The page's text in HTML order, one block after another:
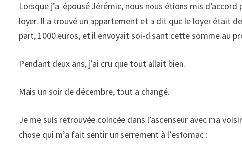
Lorsque j’ai épousé Jérémie, nous nous étions mis
loyer. Il a trouvé un appartement et a dit que le loyer était
part, 1000 euros, et il envoyait soi-disant cette somme au
Pendant deux ans, j’ai cru que tout allait bien.
Mais un soir de décembre, tout a changé.
Je me suis retrouvée coincée dans l’ascenseur avec ma
chose qui m’a fait sentir un serrement à l’estomac :